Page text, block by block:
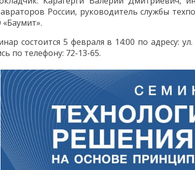
России, руководитель службы
состоится 5 февраля в 14:00 по адресу:
по телефону: 72-13-65.